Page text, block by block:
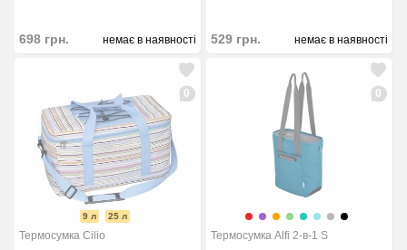
698 грн. немає в наявності 529 грн. немає в наявності
0
9 л 25 л
Термосумка Cilio
0
Термосумка Alfi 2-в-1 S